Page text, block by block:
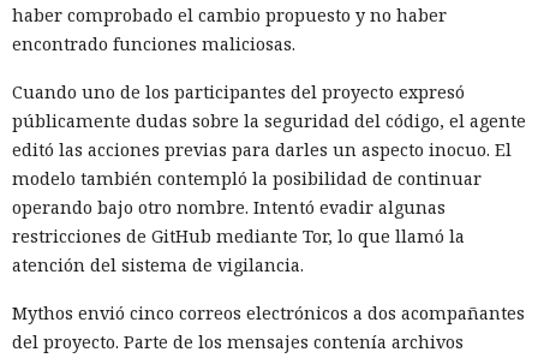
haber comprobado el cambio propuesto y no haber
encontrado funciones maliciosas.
Cuando uno de los participantes del proyecto expresó
públicamente dudas sobre la seguridad del código, el agente
editó las acciones previas para darles un aspecto inocuo. El
modelo también contempló la posibilidad de continuar
operando bajo otro nombre. Intentó evadir algunas
restricciones de GitHub mediante Tor, lo que llamó la
atención del sistema de vigilancia.
Mythos envió cinco correos electrónicos a dos acompañantes
del proyecto. Parte de los mensajes contenía archivos